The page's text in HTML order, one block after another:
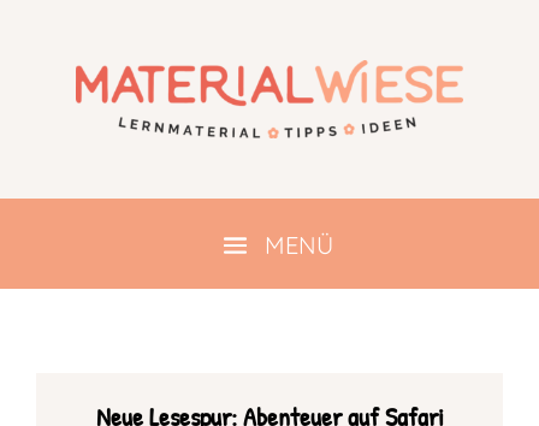
Neue Lesespur: Abenteuer auf Safari